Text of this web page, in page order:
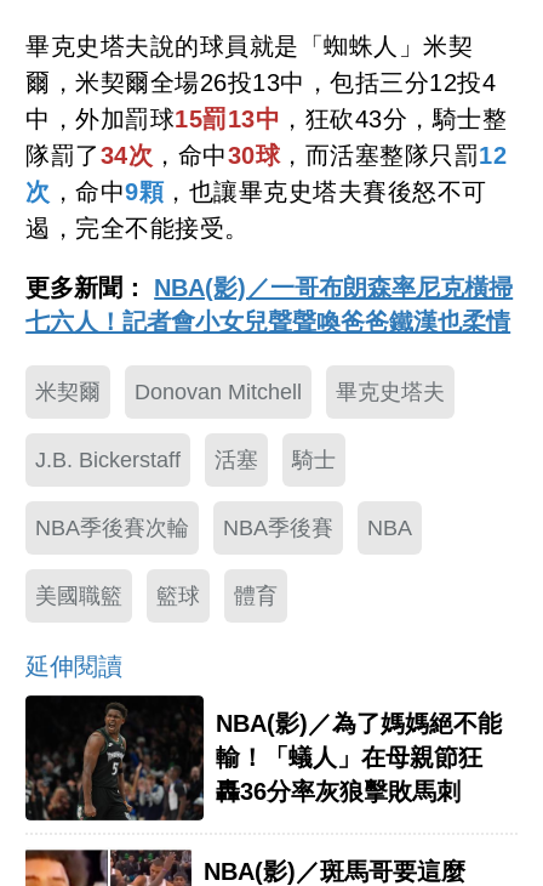
畢克史塔夫說的球員就是「蜘蛛人」米契
爾，米契爾全場26投13中，包括三分12投4
中，外加罰球15罰13中 ，狂砍43分，騎士整
隊罰了34次 ，命中30球，而活塞整隊只罰12
次 ，命中9顆，也讓畢克史塔夫賽後怒不可
遏，完全不能接受。
更多新聞： NBA(影)／一哥布朗森率尼克橫掃
七六人！記者會小女兒聲聲喚爸爸鐵漢也柔情
米契爾 Donovan Mitchell 畢克史塔夫
J.B. Bickerstaff 活塞 騎士
NBA季後賽次輪 NBA季後賽 NBA
美國職籃 籃球 體育
延伸閱讀
NBA(影)／為了媽媽絕不能
輸！「蟻人」在母親節狂
轟36分率灰狼擊敗馬刺
NBA(影)／斑馬哥要這麼